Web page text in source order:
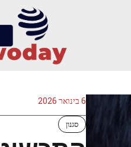
6 בינואר 2026
סגנון